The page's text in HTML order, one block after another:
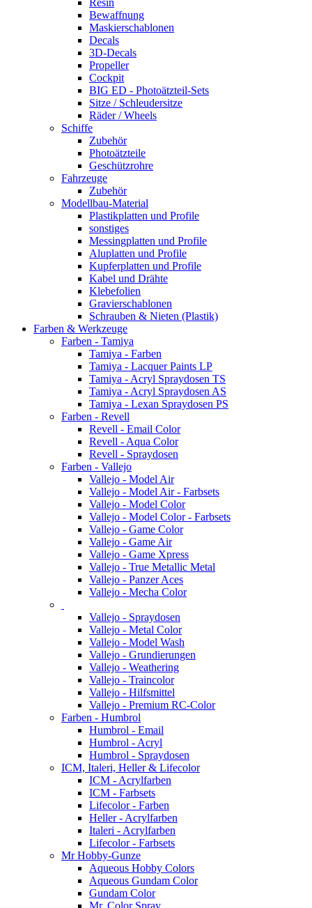
Resin
Bewaffnung
Maskierschablonen
Decals
3D-Decals
Propeller
Cockpit
BIG ED - Photoätzteil-Sets
Sitze / Schleudersitze
Räder / Wheels
Schiffe
Zubehör
Photoätzteile
Geschützrohre
Fahrzeuge
Zubehör
Modellbau-Material
Plastikplatten und Profile
sonstiges
Messingplatten und Profile
Aluplatten und Profile
Kupferplatten und Profile
Kabel und Drähte
Klebefolien
Gravierschablonen
Schrauben & Nieten (Plastik)
Farben & Werkzeuge
Farben - Tamiya
Tamiya - Farben
Tamiya - Lacquer Paints LP
Tamiya - Acryl Spraydosen TS
Tamiya - Acryl Spraydosen AS
Tamiya - Lexan Spraydosen PS
Farben - Revell
Revell - Email Color
Revell - Aqua Color
Revell - Spraydosen
Farben - Vallejo
Vallejo - Model Air
Vallejo - Model Air - Farbsets
Vallejo - Model Color
Vallejo - Model Color - Farbsets
Vallejo - Game Color
Vallejo - Game Air
Vallejo - Game Xpress
Vallejo - True Metallic Metal
Vallejo - Panzer Aces
Vallejo - Mecha Color
Vallejo - Spraydosen
Vallejo - Metal Color
Vallejo - Model Wash
Vallejo - Grundierungen
Vallejo - Weathering
Vallejo - Traincolor
Vallejo - Hilfsmittel
Vallejo - Premium RC-Color
Farben - Humbrol
Humbrol - Email
Humbrol - Acryl
Humbrol - Spraydosen
ICM, Italeri, Heller & Lifecolor
ICM - Acrylfarben
ICM - Farbsets
Lifecolor - Farben
Heller - Acrylfarben
Italeri - Acrylfarben
Lifecolor - Farbsets
Mr Hobby-Gunze
Aqueous Hobby Colors
Aqueous Gundam Color
Gundam Color
Mr. Color Spray